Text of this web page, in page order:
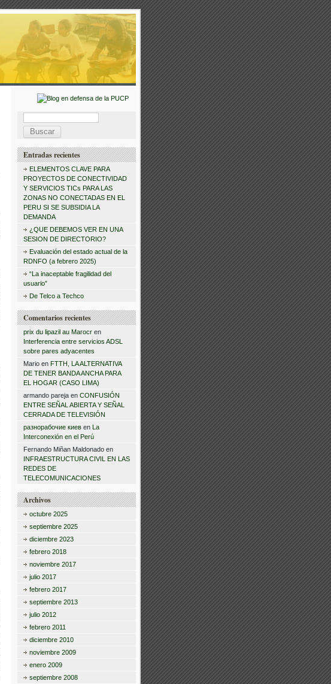
B
u
s
c
a
r
:
Entradas recientes
ELEMENTOS CLAVE PARA
PROYECTOS DE CONECTIVIDAD
Y SERVICIOS TICs PARA LAS
ZONAS NO CONECTADAS EN EL
PERU SI SE SUBSIDIA LA
DEMANDA
¿QUE DEBEMOS VER EN UNA
SESION DE DIRECTORIO?
Evaluación del estado actual de la
RDNFO (a febrero 2025)
“La inaceptable fragilidad del
usuario”
De Telco a Techco
Comentarios recientes
prix du lipazil au Marocr en
Interferencia entre servicios ADSL
sobre pares adyacentes
Mario en FTTH, LA ALTERNATIVA
DE TENER BANDA ANCHA PARA
EL HOGAR (CASO LIMA)
armando pareja en CONFUSIÓN
ENTRE SEÑAL ABIERTA Y SEÑAL
CERRADA DE TELEVISIÓN
разнорабочие киев en La
Interconexión en el Perú
Fernando Miñan Maldonado en
INFRAESTRUCTURA CIVIL EN LAS
REDES DE
TELECOMUNICACIONES
Archivos
octubre 2025
septiembre 2025
diciembre 2023
febrero 2018
noviembre 2017
julio 2017
febrero 2017
septiembre 2013
julio 2012
febrero 2011
diciembre 2010
noviembre 2009
enero 2009
septiembre 2008